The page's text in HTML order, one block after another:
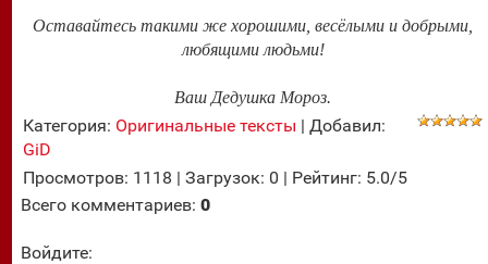
Оставайтесь такими же хорошими, весёлыми и добрыми,
любящими людьми!
Ваш Дедушка Мороз.
Категория: Оригинальные тексты |Добавил:
GiD
Просмотров: 1118 |Загрузок: 0 | Рейтинг: 5.0/5
Всего комментариев:0
Войдите: